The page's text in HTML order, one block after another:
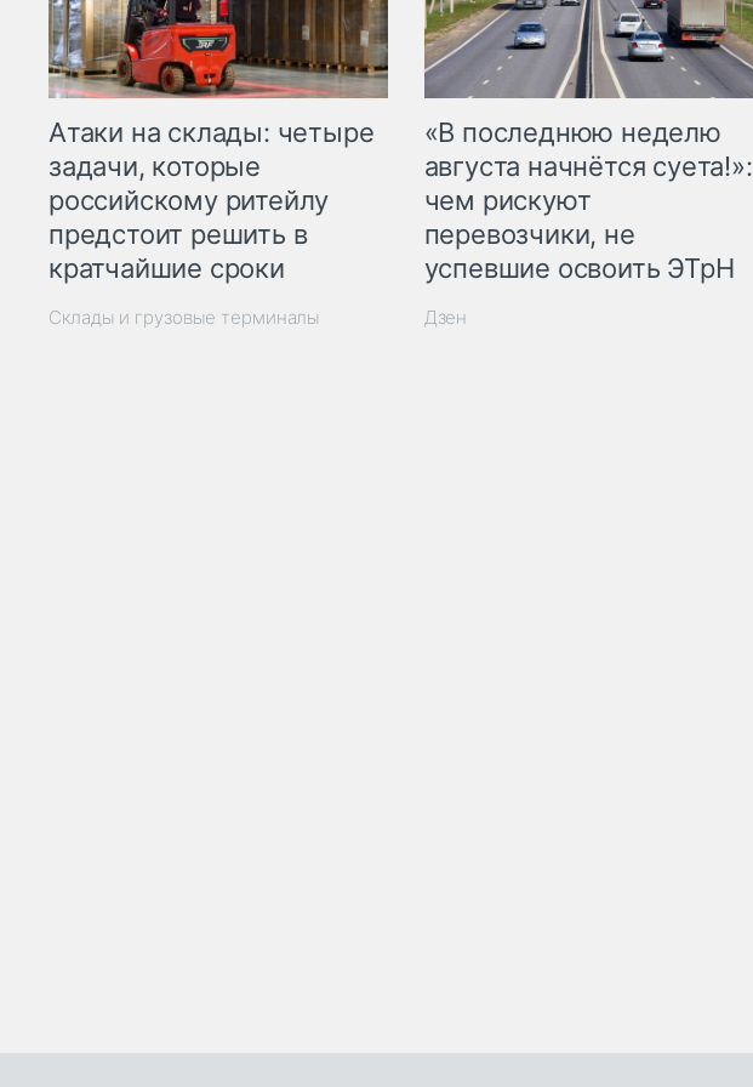
Атаки на склады: четыре
задачи, которые
российскому ритейлу
предстоит решить в
кратчайшие сроки
Склады и грузовые терминалы
«В последнюю неделю
августа начнётся суета!»:
чем рискуют
перевозчики, не
успевшие освоить ЭТрН
Дзен